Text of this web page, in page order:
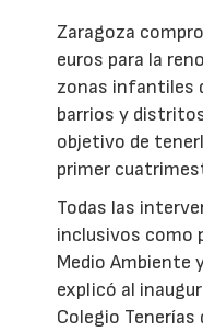
Zaragoza
euros para la
zonas infantiles
barrios y
objetivo de
primer
Todas las
inclusivos como
Medio Ambiente
explicó al
Colegio Tenerías